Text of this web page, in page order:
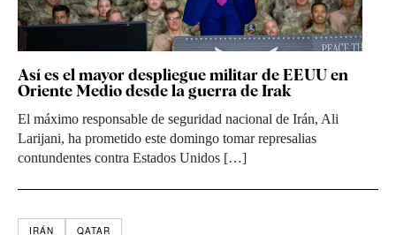
Así es el mayor despliegue militar de EEUU en
Oriente Medio desde la guerra de Irak
El máximo responsable de seguridad nacional de Irán, Ali
Larijani, ha prometido este domingo tomar represalias
contundentes contra Estados Unidos […]
IRÁN QATAR